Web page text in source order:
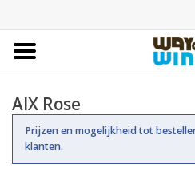
Bestellingen
Assortiment
AIX Rose
Prijzen en mogelijkheid tot
klanten.